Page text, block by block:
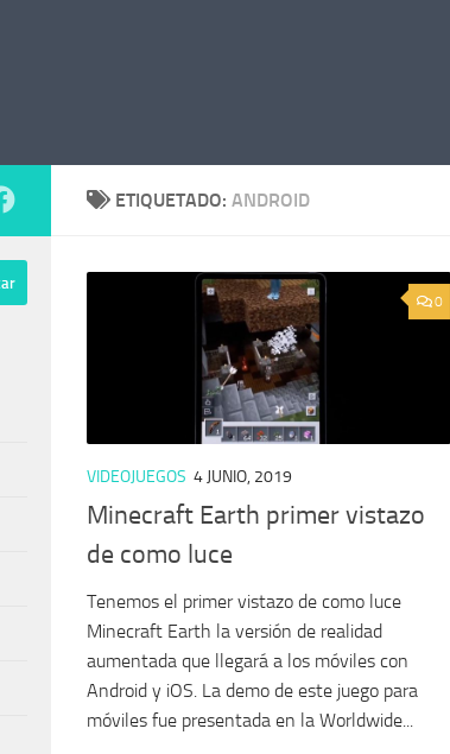
ETIQUETADO: ANDROID
0
VIDEOJUEGOS 4 JUNIO, 2019
Minecraft Earth primer vistazo
de como luce
Tenemos el primer vistazo de como luce
Minecraft Earth la versión de realidad
aumentada que llegará a los móviles con
Android y iOS. La demo de este juego para
móviles fue presentada en la Worldwide...